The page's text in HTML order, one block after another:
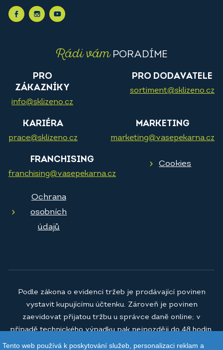
Rádi vámPORADÍME
PRO
ZÁKAZNÍKY
info@sklizeno.cz
PRO DODAVATELE
sortiment@sklizeno.cz
KARIÉRA
prace@sklizeno.cz
MARKETING
marketing@vasepekarna.cz
FRANCHISING
franchising@vasepekarna.cz
Cookies
Ochrana
osobních
údajů
© 2026Vaše pekárna a.s.
Podle zákona o evidenci tržeb je prodávající povinen
vystavit kupujícímu účtenku. Zároveň je povinen
zaevidovat přijatou tržbu u správce daně online; v
případě technického výpadku pak nejpozději do 48 hodin.
Tento web používá k poskytování služeb, personalizaci reklam a